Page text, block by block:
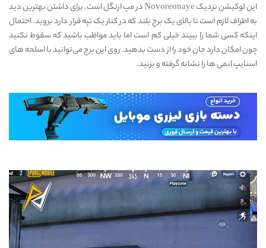
این لوکیشن نزدیک Novoreonaye در مپ ارنگل است. برای داشتن بهترین دید
به اطراف لازم است تا بالای یک برج بلند که در کنار یک تپه قرار دارد بروید. احتمال
اینکه کسی شما را ببیند خیلی کم است اما باید مواظب باشید که سقوط نکنید
چون امکان دارد جان خود را از دست بدهید. روی این برج می‌توانید با اسلحه های
اسنایپ انمی ها را نشانه گرفته و بزنید.